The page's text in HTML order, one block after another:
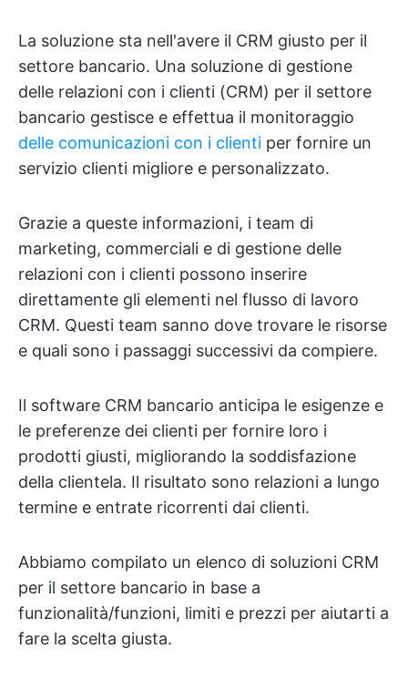
La soluzione sta nell'avere il CRM giusto per il
settore bancario. Una soluzione di gestione
delle relazioni con i clienti (CRM) per il settore
bancario gestisce e effettua il monitoraggio
delle comunicazioni con i clienti per fornire un
servizio clienti migliore e personalizzato.
Grazie a queste informazioni, i team di
marketing, commerciali e di gestione delle
relazioni con i clienti possono inserire
direttamente gli elementi nel flusso di lavoro
CRM. Questi team sanno dove trovare le risorse
e quali sono i passaggi successivi da compiere.
Il software CRM bancario anticipa le esigenze e
le preferenze dei clienti per fornire loro i
prodotti giusti, migliorando la soddisfazione
della clientela. Il risultato sono relazioni a lungo
termine e entrate ricorrenti dai clienti.
Abbiamo compilato un elenco di soluzioni CRM
per il settore bancario in base a
funzionalità/funzioni, limiti e prezzi per aiutarti a
fare la scelta giusta.